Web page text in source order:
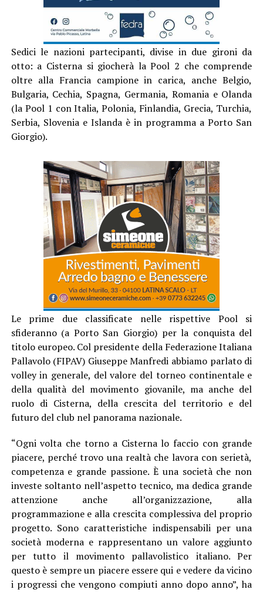
Sedici le nazioni partecipanti, divise in due gironi da
otto: a Cisterna si giocherà la Pool 2 che comprende
oltre alla Francia campione in carica, anche Belgio,
Bulgaria, Cechia, Spagna, Germania, Romania e Olanda
(la Pool 1 con Italia, Polonia, Finlandia, Grecia, Turchia,
Serbia, Slovenia e Islanda è in programma a Porto San
Giorgio).
Le prime due classificate nelle rispettive Pool si
sfideranno (a Porto San Giorgio) per la conquista del
titolo europeo. Col presidente della Federazione Italiana
Pallavolo (FIPAV) Giuseppe Manfredi abbiamo parlato di
volley in generale, del valore del torneo continentale e
della qualità del movimento giovanile, ma anche del
ruolo di Cisterna, della crescita del territorio e del
futuro del club nel panorama nazionale.
“Ogni volta che torno a Cisterna lo faccio con grande
piacere, perché trovo una realtà che lavora con serietà,
competenza e grande passione. È una società che non
investe soltanto nell’aspetto tecnico, ma dedica grande
attenzione anche all’organizzazione, alla
programmazione e alla crescita complessiva del proprio
progetto. Sono caratteristiche indispensabili per una
società moderna e rappresentano un valore aggiunto
per tutto il movimento pallavolistico italiano. Per
questo è sempre un piacere essere qui e vedere da vicino
i progressi che vengono compiuti anno dopo anno”, ha